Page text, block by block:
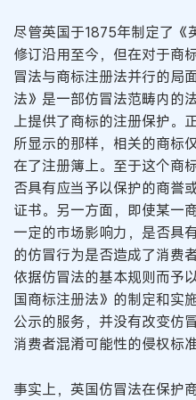
尽管英国于1875年制定了《
修订沿用至今，但在对于商
冒法与商标注册法并行的局
法》是一部仿冒法范畴内的
上提供了商标的注册保护。
所显示的那样，相关的商标
在了注册簿上。至于这个商
否具有应当予以保护的商誉
证书。另一方面，即使某一
一定的市场影响力，是否具
的仿冒行为是否造成了消费
依据仿冒法的基本规则而予
国商标注册法》的制定和实
公示的服务，并没有改变仿
消费者混淆可能性的侵权标准
事实上，英国仿冒法在保护